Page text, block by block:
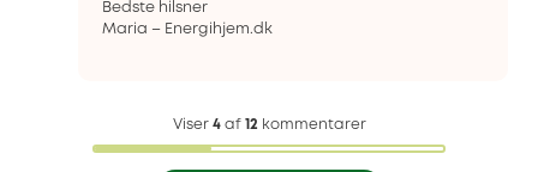
Bedste hilsner
Maria – Energihjem.dk
Viser 4af 12 kommentarer